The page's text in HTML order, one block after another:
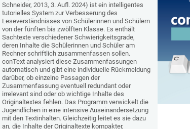
Schneider, 2013, 3. Aufl. 2024) ist ein intelligentes
tutorielles System zur Verbesserung des
Leseverständnisses von Schülerinnen und Schülern
von der fünften bis zwölften Klasse. Es enthält
Sachtexte verschiedener Schwierigkeitsgrade,
deren Inhalte die Schülerinnen und Schüler am
Rechner schriftlich zusammenfassen sollen.
conText analysiert diese Zusammenfassungen
automatisch und gibt eine individuelle Rückmeldung
darüber, ob einzelne Passagen der
Zusammenfassung eventuell redundant oder
irrelevant sind oder ob wichtige Inhalte des
Originaltextes fehlen. Das Programm verwickelt die
Jugendlichen in eine intensive Auseinandersetzung
mit den Textinhalten. Gleichzeitig leitet es sie dazu
an, die Inhalte der Originaltexte kompakter,